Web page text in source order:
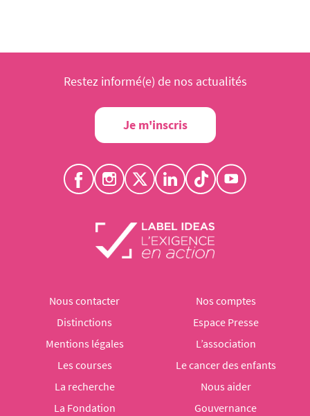
Restez informé(e) de nos actualités
Je m'inscris
Nous contacter
Nos comptes
Distinctions
Espace Presse
Mentions légales
L’association
Les courses
Le cancer des enfants
La recherche
Nous aider
La Fondation
Gouvernance